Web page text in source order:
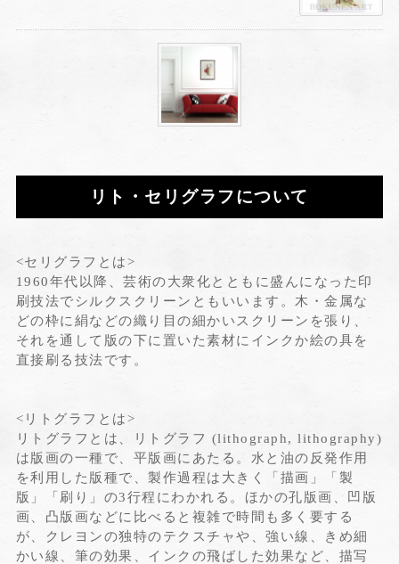
リト・セリグラフについて
<セリグラフとは>
1960年代以降、芸術の大衆化とともに盛んになった印
刷技法でシルクスクリーンともいいます。木・金属な
どの枠に絹などの織り目の細かいスクリーンを張り、
それを通して版の下に置いた素材にインクか絵の具を
直接刷る技法です。
<リトグラフとは>
リトグラフとは、リトグラフ (lithograph, lithography)
は版画の一種で、平版画にあたる。水と油の反発作用
を利用した版種で、製作過程は大きく「描画」「製
版」「刷り」の3行程にわかれる。ほかの孔版画、凹版
画、凸版画などに比べると複雑で時間も多く要する
が、クレヨンの独特のテクスチャや、強い線、きめ細
かい線、筆の効果、インクの飛ばした効果など、描写